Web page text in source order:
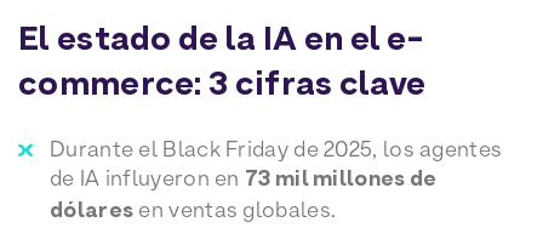
El estado de la IA en el e-
commerce: 3 cifras clave
Durante el Black Friday de 2025, los agentes
de IA influyeron en 73 mil millones de
dólares en ventas globales.